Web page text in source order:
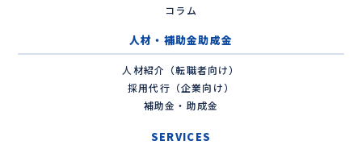
コラム
人材・補助金助成金
人材紹介（転職者向け）
採用代行（企業向け）
補助金・助成金
SERVICES